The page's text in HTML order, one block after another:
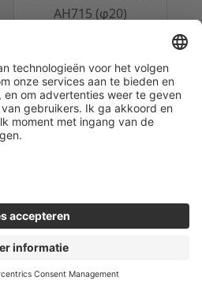
AH715 (φ20)
mm/z, ap=1 mm, ae=12
mm
30 mm (nat)
Ra die zowel
vingerfrezen
als producten
van